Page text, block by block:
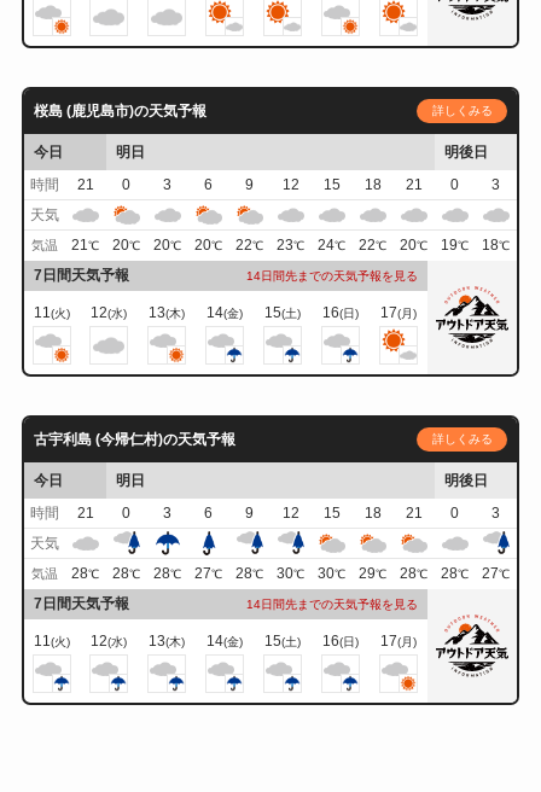
桜島 (鹿児島市)の天気予報 詳しくみる
今日 明日
明後日
時間
21 0 3 6 9 12 15 18 21 0
3
天気
気温 21℃ 20℃ 20℃ 20℃ 22℃ 23℃ 24℃ 22℃ 20℃ 19℃ 18℃
7日間天気予報 14日間先までの天気予報を見る
11(火) 12(水) 13(木) 14(金) 15(土) 16(日) 17(月)
古宇利島 (今帰仁村)の天気予報 詳しくみる
今日 明日
明後日
時間
21 0 3 6 9 12 15 18 21 0
3
天気
気温 28℃ 28℃ 28℃ 27℃ 28℃ 30℃ 30℃ 29℃ 28℃ 28℃ 27℃
7日間天気予報 14日間先までの天気予報を見る
11(火) 12(水) 13(木) 14(金) 15(土) 16(日) 17(月)